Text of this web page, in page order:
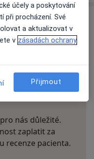
nás důležité.
zaplatit za
recenze pacienta.
účely a poskytování
při procházení. Své
a aktualizovat v
v zásadách ochrany
Přijmout